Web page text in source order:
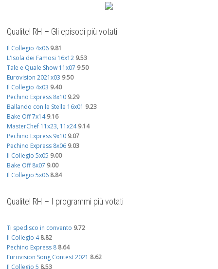
Qualitel RH – Gli episodi più votati
Il Collegio 4x06 9.81
L'Isola dei Famosi 16x12 9.53
Tale e Quale Show 11x07 9.50
Eurovision 2021x03 9.50
Il Collegio 4x03 9.40
Pechino Express 8x10 9.29
Ballando con le Stelle 16x01 9.23
Bake Off 7x14 9.16
MasterChef 11x23, 11x24 9.14
Pechino Express 9x10 9.07
Pechino Express 8x06 9.03
Il Collegio 5x05 9.00
Bake Off 8x07 9.00
Il Collegio 5x06 8.84
Qualitel RH – I programmi più votati
Ti spedisco in convento 9.72
Il Collegio 4 8.82
Pechino Express 8 8.64
Eurovision Song Contest 2021 8.62
Il Collegio 5 8.53